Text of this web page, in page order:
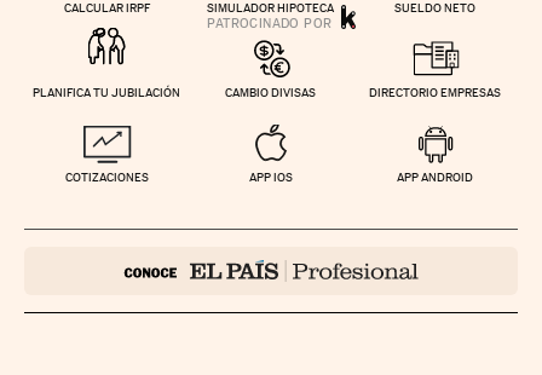
CALCULAR IRPF SIMULADOR HIPOTECA SUELDO NETO
PLANIFICA TU JUBILACIÓN CAMBIO DIVISAS DIRECTORIO EMPRESAS
COTIZACIONES APP IOS APP ANDROID